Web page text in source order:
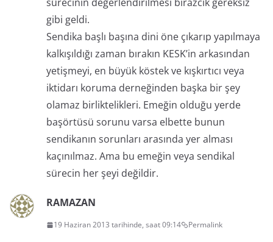
gibi geldi.
Sendika başlı başına dini öne çıkarıp yapılmaya
kalkışıldığı zaman bırakın KESK’in arkasından
yetişmeyi, en büyük köstek ve kışkırtıcı veya
iktidarı koruma derneğinden başka bir şey
olamaz birliktelikleri. Emeğin olduğu yerde
başörtüsü sorunu varsa elbette bunun
sendikanın sorunları arasında yer alması
kaçınılmaz. Ama bu emeğin veya sendikal
sürecin her şeyi değildir.
RAMAZAN
19 Haziran 2013 tarihinde, saat 09:14 Permalink